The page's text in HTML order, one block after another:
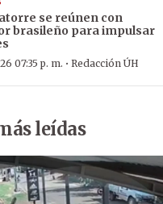
se reúnen con
brasileño para impulsar
07:35 p. m. · Redacción ÚH
leídas